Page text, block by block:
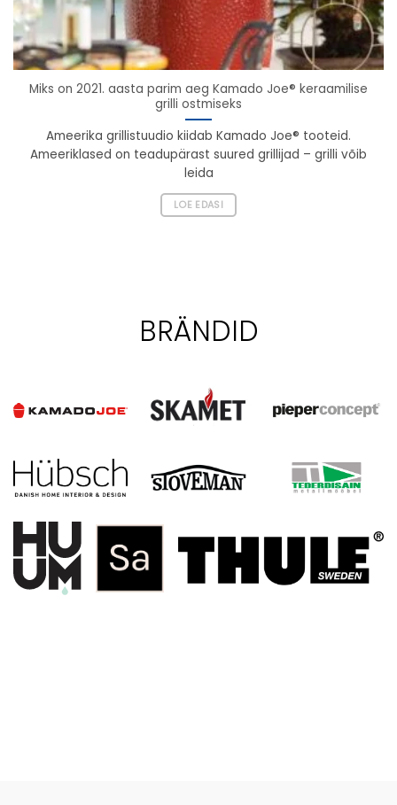
Miks on 2021. aasta parim aeg Kamado Joe® keraamilise
grilli ostmiseks
Ameerika grillistuudio kiidab Kamado Joe® tooteid.
Ameeriklased on teadupärast suured grillijad – grilli võib
leida
LOE EDASI
BRÄNDID